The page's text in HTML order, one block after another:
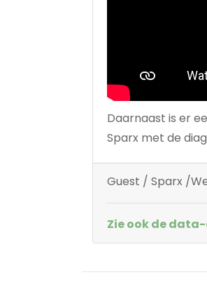
Daarnaast is er
Sparx met de
Guest / Sparx /
Zie ook de